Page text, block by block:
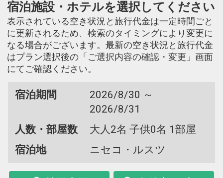
宿泊施設・ホテルを選択してください
表示されている空き状況と旅行代金は一定時間ごと
に更新されるため、検索のタイミングにより変更に
なる場合がございます。最新の空き状況と旅行代金
はプラン選択後の「ご選択内容の確認・変更」画面
にてご確認ください。
宿泊期間
2026/8/30 ～
2026/8/31
人数・部屋数
大人2名 子供0名 1部屋
宿泊地
ニセコ・ルスツ